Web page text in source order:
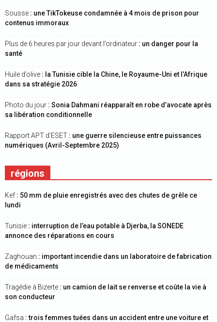
Sousse : une TikTokeuse condamnée à 4 mois de prison pour
contenus immoraux
Plus de 6 heures par jour devant l’ordinateur : un danger pour la
santé
Huile d’olive : la Tunisie cible la Chine, le Royaume-Uni et l’Afrique
dans sa stratégie 2026
Photo du jour : Sonia Dahmani réapparaît en robe d’avocate après
sa libération conditionnelle
Rapport APT d’ESET : une guerre silencieuse entre puissances
numériques (Avril-Septembre 2025)
régions
Kef : 50 mm de pluie enregistrés avec des chutes de grêle ce
lundi
Tunisie : interruption de l’eau potable à Djerba, la SONEDE
annonce des réparations en cours
Zaghouan : important incendie dans un laboratoire de fabrication
de médicaments
Tragédie à Bizerte : un camion de lait se renverse et coûte la vie à
son conducteur
Gafsa : trois femmes tuées dans un accident entre une voiture et